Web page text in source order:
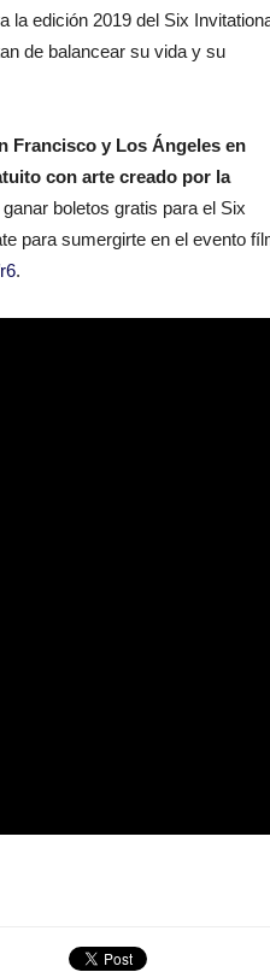
la edición 2019 del Six
de balancear su vida y su
Francisco y Los Ángeles en
con arte creado por la
boletos gratis para el Six
para sumergirte en el evento
.